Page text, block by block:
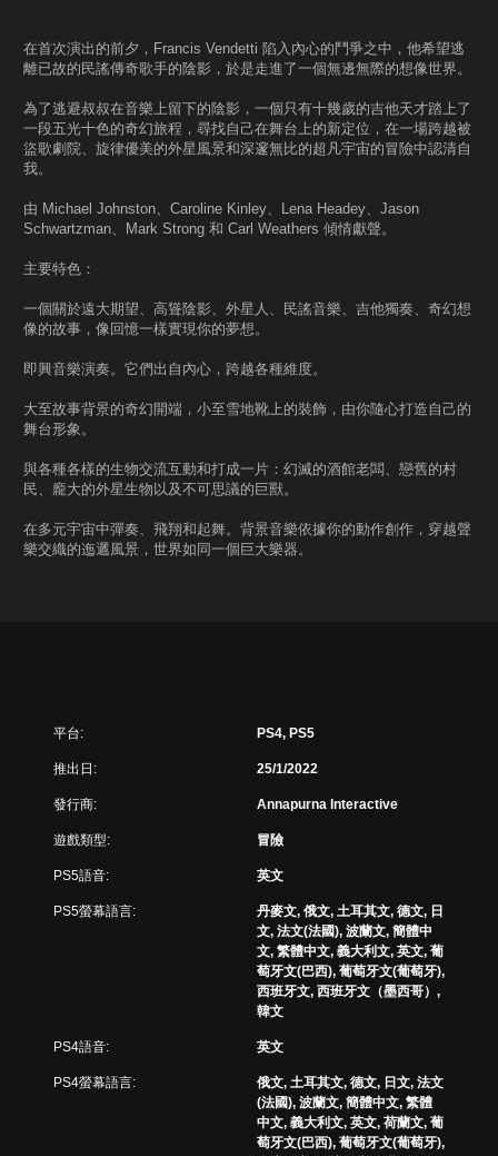
在首次演出的前夕，Francis Vendetti 陷入內心的鬥爭之中，他希望逃
離已故的民謠傳奇歌手的陰影，於是走進了一個無邊無際的想像世界。
為了逃避叔叔在音樂上留下的陰影，一個只有十幾歲的吉他天才踏上了
一段五光十色的奇幻旅程，尋找自己在舞台上的新定位，在一場跨越被
盜歌劇院、旋律優美的外星風景和深邃無比的超凡宇宙的冒險中認清自
我。
由 Michael Johnston、Caroline Kinley、Lena Headey、Jason
Schwartzman、Mark Strong 和 Carl Weathers 傾情獻聲。
主要特色：
一個關於遠大期望、高聳陰影、外星人、民謠音樂、吉他獨奏、奇幻想
像的故事，像回憶一樣實現你的夢想。
即興音樂演奏。它們出自內心，跨越各種維度。
大至故事背景的奇幻開端，小至雪地靴上的裝飾，由你隨心打造自己的
舞台形象。
與各種各樣的生物交流互動和打成一片：幻滅的酒館老闆、戀舊的村
民、龐大的外星生物以及不可思議的巨獸。
在多元宇宙中彈奏、飛翔和起舞。背景音樂依據你的動作創作，穿越聲
樂交織的迤邐風景，世界如同一個巨大樂器。
平台: PS4, PS5
推出日: 25/1/2022
發行商: Annapurna Interactive
遊戲類型: 冒險
PS5語音: 英文
PS5螢幕語言:
丹麥文, 俄文, 土耳其文, 德文, 日
文, 法文(法國), 波蘭文, 簡體中
文, 繁體中文, 義大利文, 英文, 葡
萄牙文(巴西), 葡萄牙文(葡萄牙),
西班牙文, 西班牙文（墨西哥）,
韓文
PS4語音: 英文
PS4螢幕語言:
俄文, 土耳其文, 德文, 日文, 法文
(法國), 波蘭文, 簡體中文, 繁體
中文, 義大利文, 英文, 荷蘭文, 葡
萄牙文(巴西), 葡萄牙文(葡萄牙),